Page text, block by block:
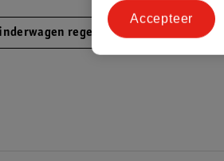
regenhoezen
Accepteer